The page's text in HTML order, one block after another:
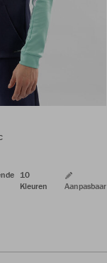
10
Kleuren
Aanpasbaar